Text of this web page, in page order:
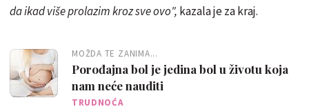
da ikad više prolazim kroz sve ovo", kazala je za kraj.
MOŽDA TE ZANIMA...
Porođajna bol je jedina bol u životu koja
nam neće nauditi
TRUDNOĆA